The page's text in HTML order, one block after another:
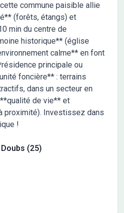
commune paisible allie
(forêts, étangs) et
min du centre de
historique** (église
calme** en font
principale ou
foncière** : terrains
dans un secteur en
de vie** et
proximité). Investissez dans
!
(25)